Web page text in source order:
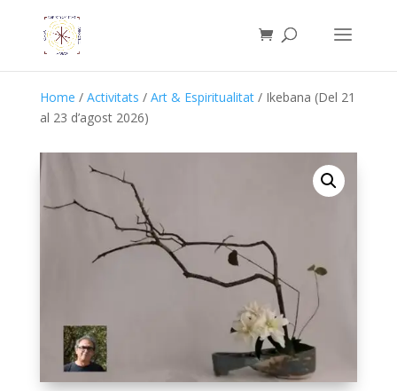
Home / Activitats / Art & Espiritualitat/ Ikebana (Del 21
al 23 d’agost 2026)